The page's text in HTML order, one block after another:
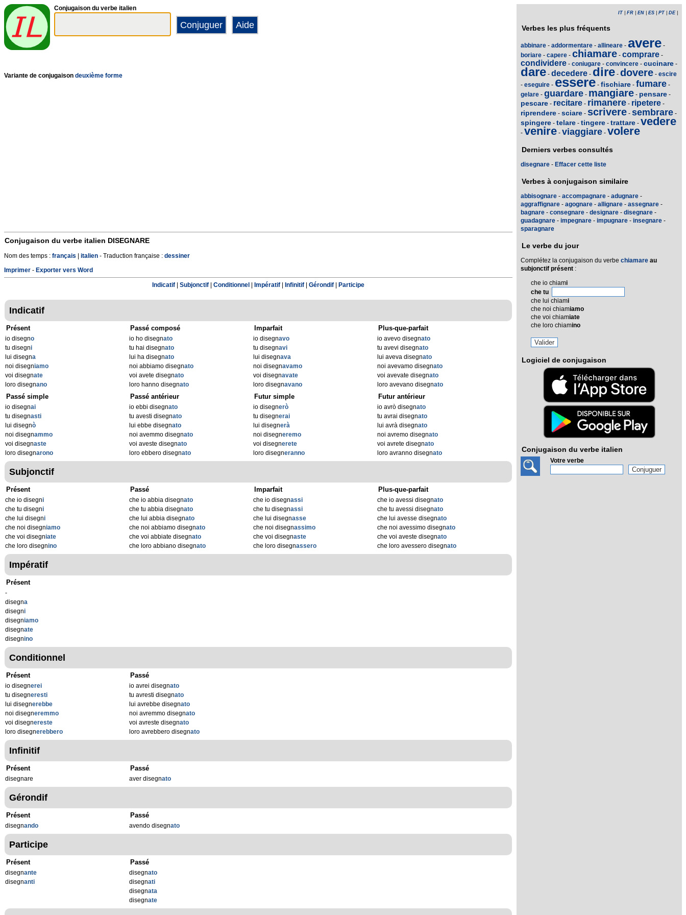
Conjugaison du verbe italien
Variante de conjugaison deuxième forme
Conjugaison du verbe italien DISEGNARE
Nom des temps : français italien - Traduction française : dessiner
Imprimer - Exporter vers Word
Indicatif Subjonctif Conditionnel Impératif Infinitif Gérondif Participe
Indicatif
Présent
io disegno
tu disegni
lui disegna
noi disegniamo
voi disegnate
loro disegnano
Passé composé
io ho disegnato
tu hai disegnato
lui ha disegnato
noi abbiamo disegnato
voi avete disegnato
loro hanno disegnato
Imparfait
io disegnavo
tu disegnavi
lui disegnava
noi disegnavamo
voi disegnavate
loro disegnavano
Plus-que-parfait
io avevo disegnato
tu avevi disegnato
lui aveva disegnato
noi avevamo disegnato
voi avevate disegnato
loro avevano disegnato
Passé simple
io disegnai
tu disegnasti
lui disegnò
noi disegnammo
voi disegnaste
loro disegnarono
Passé antérieur
io ebbi disegnato
tu avesti disegnato
lui ebbe disegnato
noi avemmo disegnato
voi aveste disegnato
loro ebbero disegnato
Futur simple
io disegnerò
tu disegnerai
lui disegnerà
noi disegneremo
voi disegnerete
loro disegneranno
Futur antérieur
io avrò disegnato
tu avrai disegnato
lui avrà disegnato
noi avremo disegnato
voi avrete disegnato
loro avranno disegnato
Subjonctif
Présent
che io disegni
che tu disegni
che lui disegni
che noi disegniamo
che voi disegniate
che loro disegnino
Passé
che io abbia disegnato
che tu abbia disegnato
che lui abbia disegnato
che noi abbiamo disegnato
che voi abbiate disegnato
che loro abbiano disegnato
Imparfait
che io disegnassi
che tu disegnassi
che lui disegnasse
che noi disegnassimo
che voi disegnaste
che loro disegnassero
Plus-que-parfait
che io avessi disegnato
che tu avessi disegnato
che lui avesse disegnato
che noi avessimo disegnato
che voi aveste disegnato
che loro avessero disegnato
Impératif
Présent
-
disegna
disegni
disegniamo
disegnate
disegnino
Conditionnel
Présent
io disegnerei
tu disegneresti
lui disegnerebbe
noi disegneremmo
voi disegnereste
loro disegnerebbero
Passé
io avrei disegnato
tu avresti disegnato
lui avrebbe disegnato
noi avremmo disegnato
voi avreste disegnato
loro avrebbero disegnato
Infinitif
Présent
disegnare
Passé
aver disegnato
Gérondif
Présent
disegnando
Passé
avendo disegnato
Participe
Présent
disegnante
disegnanti
Passé
disegnato
disegnati
disegnata
disegnate
IT FR EN ES PT DE|
Verbes les plus fréquents
abbinare - addormentare - allineare - avere -
boriare - capere - chiamare - comprare -
condividere - coniugare - convincere - cucinare -
dare - decedere - dire - dovere - escire
- eseguire - essere - fischiare - fumare -
gelare - guardare - mangiare - pensare -
pescare - recitare - rimanere - ripetere -
riprendere - sciare - scrivere - sembrare -
spingere - telare - tingere - trattare - vedere
- venire - viaggiare - volere
Derniers verbes consultés
disegnare - Effacer cette liste
Verbes à conjugaison similaire
abbisognare - accompagnare - adugnare -
aggraffignare - agognare - allignare - assegnare -
bagnare - consegnare - designare - disegnare -
guadagnare - impegnare - impugnare - insegnare -
sparagnare
Le verbe du jour
Complétez la conjugaison du verbe chiamare au
subjonctif présent :
che io chiami
che tu
che lui chiami
che noi chiamiamo
che voi chiamiate
che loro chiamino
Logiciel de conjugaison
Conjugaison du verbe italien
Votre verbe